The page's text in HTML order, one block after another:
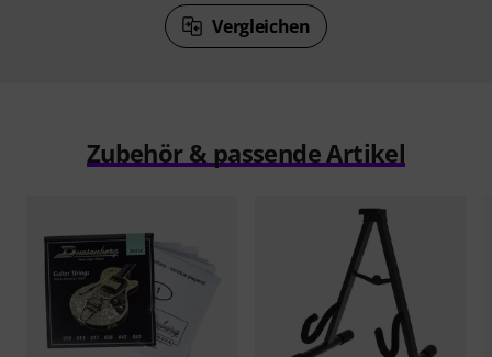
Vergleichen
Zubehör & passende Artikel